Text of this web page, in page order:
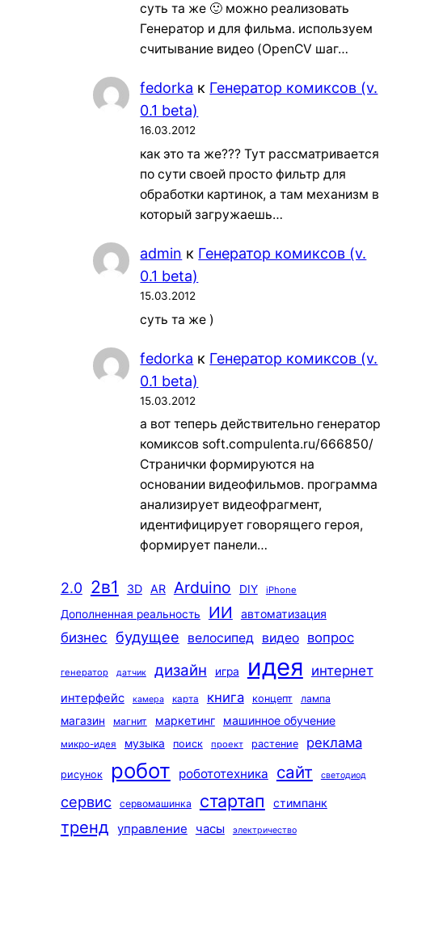
суть та же 🙂 можно реализовать
Генератор и для фильма. используем
считывание видео (OpenCV шаг…
fedorka к Генератор комиксов (v.
0.1 beta)
16.03.2012
как это та же??? Тут рассматривается
по сути своей просто фильтр для
обработки картинок, а там механизм в
который загружаешь…
admin к Генератор комиксов (v.
0.1 beta)
15.03.2012
суть та же )
fedorka к Генератор комиксов (v.
0.1 beta)
15.03.2012
а вот теперь действительно генератор
комиксов soft.compulenta.ru/666850/
Странички формируются на
основании видеофильмов. программа
анализирует видеофрагмент,
идентифицирует говорящего героя,
формирует панели…
2.0 2в1 3D AR Arduino DIY iPhone
Дополненная реальность ИИ автоматизация
бизнес будущее велосипед видео вопрос
генератор датчик дизайн игра идея интернет
интерфейс камера карта книга концепт лампа
магазин магнит маркетинг машинное обучение
микро-идея музыка поиск проект растение реклама
рисунок робот робототехника сайт светодиод
сервис сервомашинка стартап стимпанк
тренд управление часы электричество